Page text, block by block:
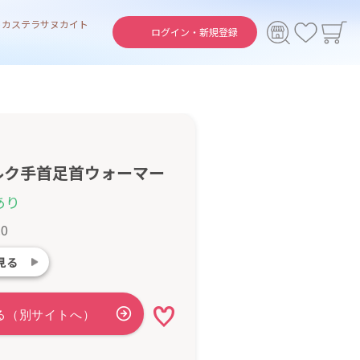
ログイン・ 新規登録
カステラサヌカイト
手首足首ウォーマー
り
る